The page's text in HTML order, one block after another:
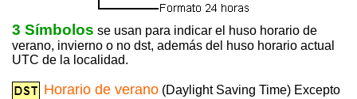
3 Símbolos se usan para indicar el huso horario de
verano, invierno o no dst, además del huso horario actual
UTC de la localidad.
Horario de verano (Daylight Saving Time) Excepto